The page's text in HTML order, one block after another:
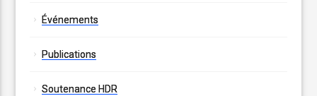
Événements
Publications
Soutenance HDR